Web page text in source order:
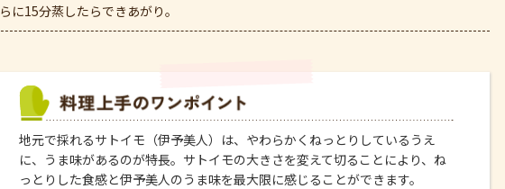
らに15分蒸したらできあがり。
地元で採れるサトイモ（伊予美人）は、やわらかくねっとりしているうえ
に、うま味があるのが特長。サトイモの大きさを変えて切ることにより、ね
っとりした食感と伊予美人のうま味を最大限に感じることができます。